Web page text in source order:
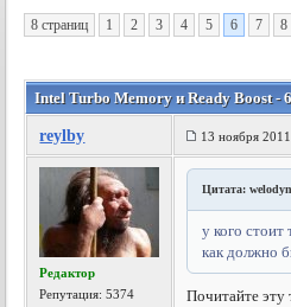
8 страниц 1 2 3 4 5 6 7 8
Intel Turbo Memory и Ready Boost - 6
reylby 13 ноября
Редактор
Репутация:5374
Цитата:
у кого
как должно
Почитайте эту